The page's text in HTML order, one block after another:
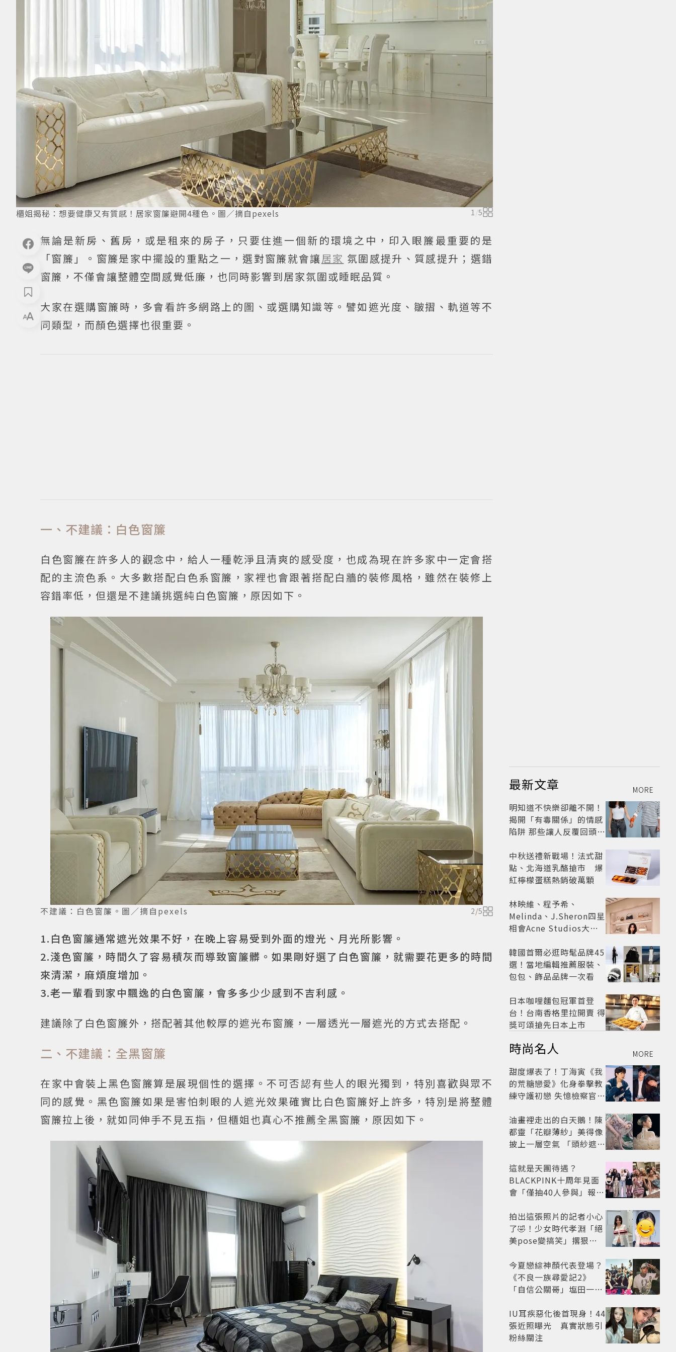
櫃姐揭秘：想要健康又有質感！居家窗簾避開4種色。圖／摘自pexels 1 /5
無論是新房、舊房，或是租來的房子，只要住進一個新的環境之中，印入眼簾最重要的是
「窗簾」。窗簾是家中擺設的重點之一，選對窗簾就會讓 居家 氛圍感提升、質感提升；選錯
窗簾，不僅會讓整體空間感覺低廉，也同時影響到居家氛圍或睡眠品質。
大家在選購窗簾時，多會看許多網路上的圖、或選購知識等。譬如遮光度、皺摺、軌道等不
同類型，而顏色選擇也很重要。
一、不建議：白色窗簾
白色窗簾在許多人的觀念中，給人一種乾淨且清爽的感受度，也成為現在許多家中一定會搭
配的主流色系。大多數搭配白色系窗簾，家裡也會跟著搭配白牆的裝修風格，雖然在裝修上
容錯率低，但還是不建議挑選純白色窗簾，原因如下。
不建議：白色窗簾。圖／摘自pexels 2/5
1.白色窗簾通常遮光效果不好，在晚上容易受到外面的燈光、月光所影響。
2.淺色窗簾，時間久了容易積灰而導致窗簾髒。如果剛好選了白色窗簾，就需要花更多的時間
來清潔，麻煩度增加。
3.老一輩看到家中飄逸的白色窗簾，會多多少少感到不吉利感。
建議除了白色窗簾外，搭配著其他較厚的遮光布窗簾，一層透光一層遮光的方式去搭配。
二、不建議：全黑窗簾
在家中會裝上黑色窗簾算是展現個性的選擇。不可否認有些人的眼光獨到，特別喜歡與眾不
同的感覺。黑色窗簾如果是害怕刺眼的人遮光效果確實比白色窗簾好上許多，特別是將整體
窗簾拉上後，就如同伸手不見五指，但櫃姐也真心不推薦全黑窗簾，原因如下。
最新文章 MORE
明知道不快樂卻離不開！
揭開「有毒關係」的情感
陷阱 那些讓人反覆回頭的
戒？
中秋送禮新戰場！法式甜
點、北海道乳酪搶市 爆
紅檸檬蛋糕熱銷破萬顆
林映維、程予希、
Melinda、J.Sheron四星
相會Acne Studios大曬
韓國首爾必逛時髦品牌45
選！當地編輯推薦服裝、
包包、飾品品牌一次看
日本咖哩麵包冠軍首登
台！台南香格里拉開賣 得
獎可頌搶先日本上市
時尚名人 MORE
甜度爆表了！丁海寅《我
的荒糖戀愛》化身拳擊教
練守護初戀 失憶檢察官×
劇
油畫裡走出的白天鵝！陳
都靈「花瓣薄紗」美得像
披上一層空氣 「頭紗遮
太仙
這就是天團待遇？
BLACKPINK十周年見面
會「僅抽40人參與」報名
怒了😡
拍出這張照片的記者小心
了🤣！少女時代孝淵「絕
美pose變搞笑」撂狠
今夏戀綜神顏代表登場？
《不良一族尋愛記2》
「自信公關哥」塩田一馬
老闆
IU耳疾惡化後首現身！44
張近照曝光 真實狀態引
粉絲關注